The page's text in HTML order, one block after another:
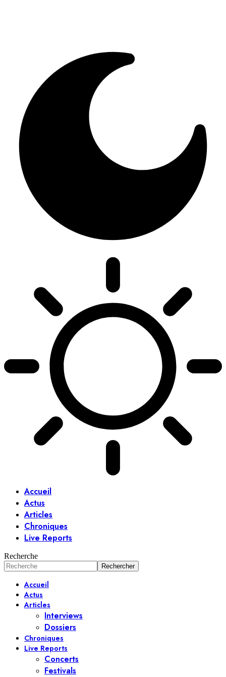
Accueil
Actus
Articles
Chroniques
Live Reports
Recherche
Accueil
Actus
Articles
Interviews
Dossiers
Chroniques
Live Reports
Concerts
Festivals